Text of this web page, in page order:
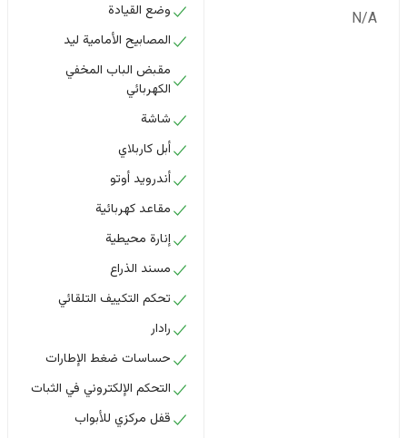
N/A
وضع القيادة
المصابيح الأمامية ليد
مقبض الباب المخفي
الكهربائي
شاشة
أبل كاربلاي
أندرويد أوتو
مقاعد كهربائية
إنارة محيطية
مسند الذراع
تحكم التكييف التلقائي
رادار
حساسات ضغط الإطارات
التحكم الإلكتروني في الثبات
قفل مركزي للأبواب